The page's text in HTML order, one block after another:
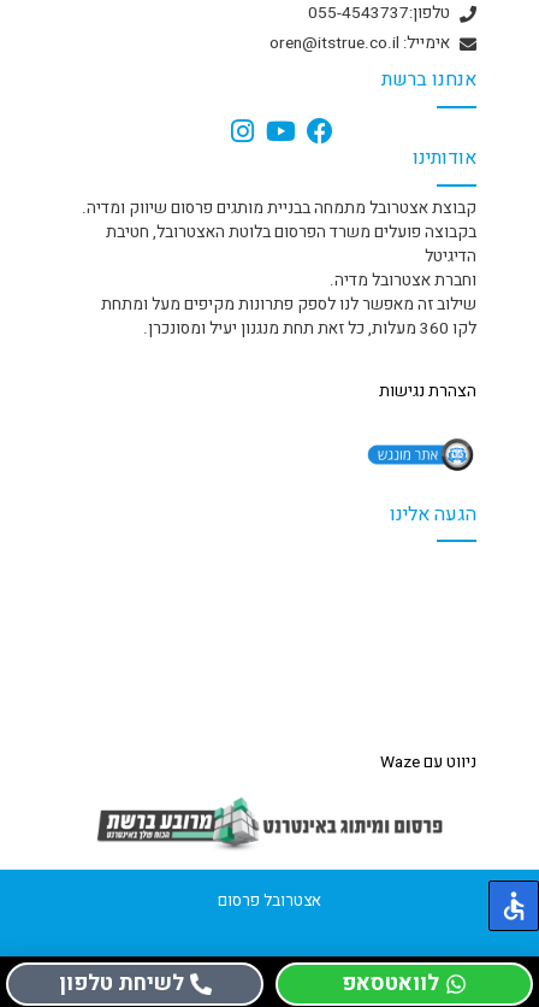
הגעה אלינו
ניווט עם Waze
אודותינו
קבוצת אצטרובל מתמחה בבניית מותגים פרסום שיווק ומדיה.
בקבוצה פועלים משרד הפרסום בלוטת האצטרובל, חטיבת
הדיגיטל
וחברת אצטרובל מדיה.
שילוב זה מאפשר לנו לספק פתרונות מקיפים מעל ומתחת
לקו 360 מעלות, כל זאת תחת מנגנון יעיל ומסונכרן.
הצהרת נגישות
טלפון:055-4543737
אימייל: oren@itstrue.co.il
אנחנו ברשת
אצטרובל פרסום
לוואטסאפ לשיחת טלפון